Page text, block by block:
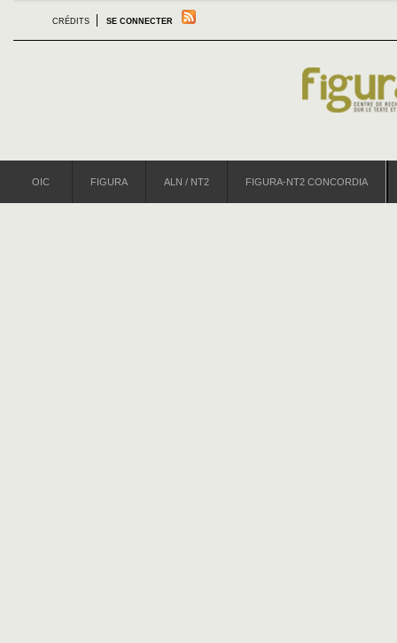
CRÉDITS SE CONNECTER
OIC FIGURA ALN / NT2 FIGURA-NT2 CONCORDIA